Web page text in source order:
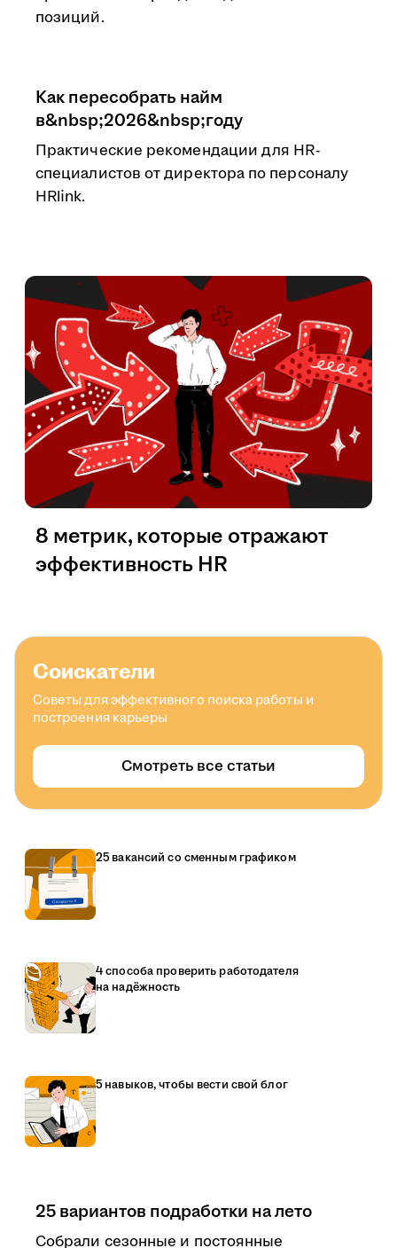
позиций.
Как пересобрать найм
в&nbsp;2026&nbsp;году
Практические рекомендации для HR-
специалистов от директора по персоналу
HRlink.
8 метрик, которые отражают
эффективность HR
Соискатели
Советы для эффективного поиска работы и
построения карьеры
Смотреть все статьи
25 вакансий со сменным графиком
4 способа проверить работодателя
на надёжность
5 навыков, чтобы вести свой блог
25 вариантов подработки на лето
Собрали сезонные и постоянные